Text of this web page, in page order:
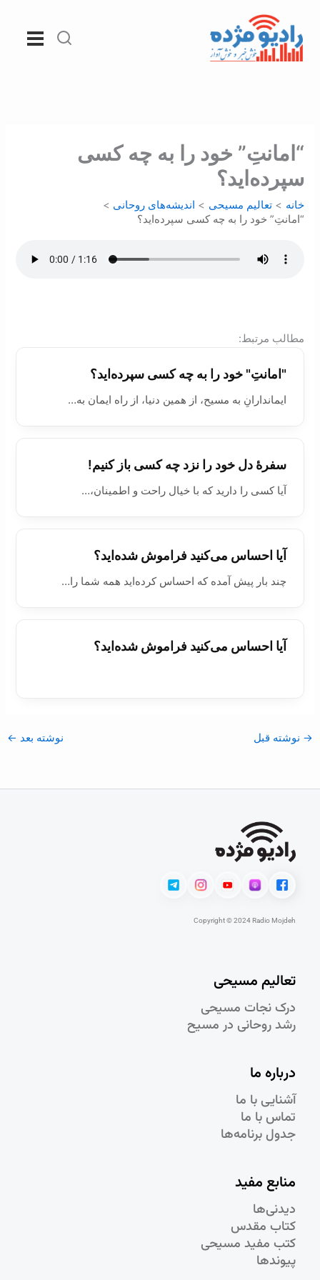
محتوا
“امانتِ” خود را به چه کسی
سپرده‌اید؟
خانه تعالیم مسیحی
اندیشه‌های روحانی
“امانتِ” خود را به چه کسی سپرده‌اید؟
:مطالب مرتبط
"امانتِ" خود را به چه کسی سپرده‌اید؟
ایماندارانِ به مسیح، از همین دنیا، از راه ايمان به…
سفرۀ دل خود را نزد چه کسی باز کنیم!
آیا کسی را دارید که با خیال راحت و اطمينان،…
آیا احساس می‌کنید فراموش شده‌اید؟
چند بار پیش آمده که احساس کرده‌اید همه شما را…
آیا احساس می‌کنید فراموش شده‌اید؟
→ نوشته قبل نوشته بعد ←
Copyright © 2024 Radio Mojdeh
تعالیم مسیحی
درک نجات مسيحی
رشد روحانی در مسيح
درباره ما
آشنایی با ما
تماس با ما
جدول برنامه‌ها
منابع مفید
دیدنی‌ها
کتاب مقدس
کتب مفید مسیحی
پیوندها